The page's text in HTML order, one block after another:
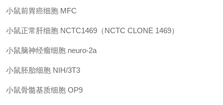
小鼠前胃癌细胞 MFC
小鼠正常肝细胞 NCTC1469（NCTC CLONE 1469）
小鼠脑神经瘤细胞 neuro-2a
小鼠胚胎细胞 NIH/3T3
小鼠骨髓基质细胞 OP9